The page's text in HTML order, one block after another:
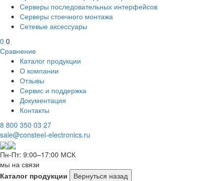
Серверы последовательных интерфейсов
Серверы стоечного монтажа
Сетевые аксессуары
0 0
Сравнение
Каталог продукции
О компании
Отзывы
Сервис и поддержка
Документация
Контакты
8 800 350 03 27
sale@consteel-electronics.ru
Пн-Пт: 9:00–17:00 МСК
мы на связи
Каталог продукции
Вернуться назад